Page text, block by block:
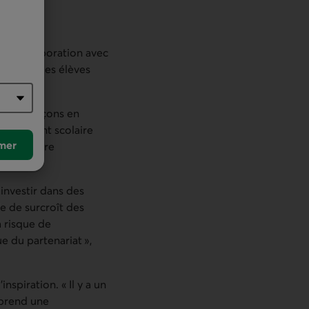
collaboration avec
sur les élèves
les garçons en
scolaire
manière
dans des
de surcroît des
risque de
du partenariat »,
« Il y a un
une